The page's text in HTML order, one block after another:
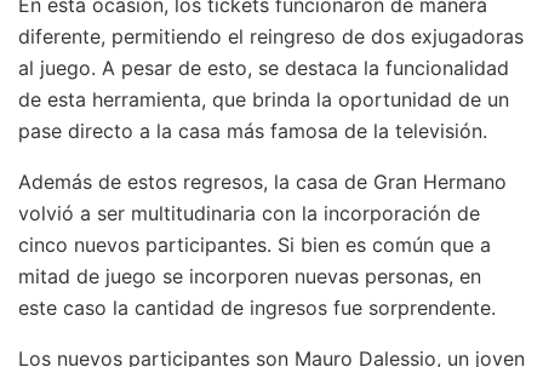
diferente, permitiendo el reingreso de dos exjugadoras
al juego. A pesar de esto, se destaca la funcionalidad
de esta herramienta, que brinda la oportunidad de un
pase directo a la casa más famosa de la televisión.
Además de estos regresos, la casa de Gran Hermano
volvió a ser multitudinaria con la incorporación de
cinco nuevos participantes. Si bien es común que a
mitad de juego se incorporen nuevas personas, en
este caso la cantidad de ingresos fue sorprendente.
Los nuevos participantes son Mauro Dalessio, un joven